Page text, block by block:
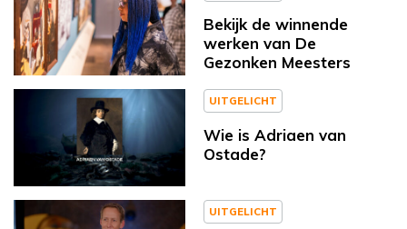
Bekijk de winnende
werken van De
Gezonken Meesters
UITGELICHT
Wie is Adriaen van
Ostade?
UITGELICHT